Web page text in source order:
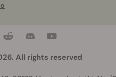
All rights reserved